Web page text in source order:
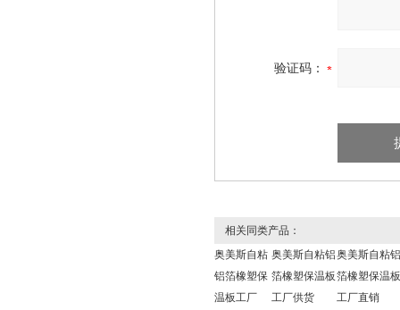
验证码：
相关同类产品：
奥美斯自粘
铝箔橡塑保
温板工厂
奥美斯自粘铝
箔橡塑保温板
工厂供货
奥美斯自粘铝
箔橡塑保温板
工厂直销